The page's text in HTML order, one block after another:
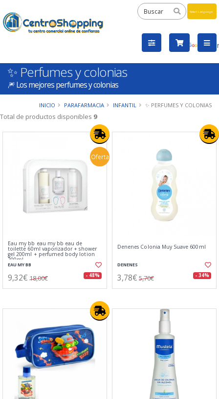
by
✨ Perfumes y colonias
🎆 Los mejores perfumes y colonias
INICIO PARAFARMACIA INFANTIL ✨ PERFUMES Y COLONIAS
Total de productos disponibles 9
Oferta
Eau my bb eau my bb eau de
toilette 60ml vaporizador + shower
gel 200ml + perfumed body lotion
200ml
EAU MY BB
9,32€ 18,00€ - 48%
Denenes Colonia Muy Suave 600ml
DENENES
3,78€ 5,70€ - 34%